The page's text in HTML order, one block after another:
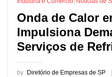
Onda de Calor
Impulsiona
Serviços de
by Diretório de Empresas de SP